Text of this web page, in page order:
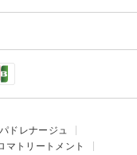
ドレナージュ
マトリートメント